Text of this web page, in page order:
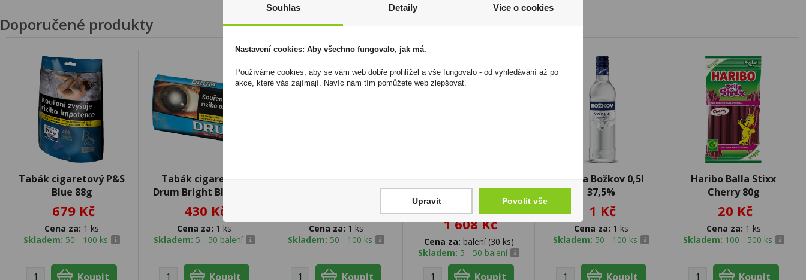
Doporučené produkty
Tabák cigaretový P&S
Blue 88g
679 Kč
Cena za: 1 ks
Skladem: 50 - 100 ks
Tabák cigaretový
Drum Bright Blue 40g
430 Kč
Cena za: 1 ks
Skladem: 5 - 50 balení
Aniversario 0,7l 40%
Cena za: 1 ks
Skladem: 50 - 100 ks
FCP22RH Metal Cover
Kaleido Leaves
1 608 Kč
Cena za: balení (30 ks)
Skladem: 5 - 50 balení
Vodka Božkov 0,5l
37,5%
1 Kč
Cena za: 1 ks
Skladem: 50 - 100 ks
Haribo Balla Stixx
Cherry 80g
20 Kč
Cena za: 1 ks
Skladem: 100 - 500 ks
Souhlas Detaily Více o cookies
Nastavení cookies: Aby všechno fungovalo, jak má.
Používáme cookies, aby se vám web dobře prohlížel a vše fungovalo - od vyhledávání až po
akce, které vás zajímají. Navíc nám tím pomůžete web zlepšovat.
Upravit Povolit vše